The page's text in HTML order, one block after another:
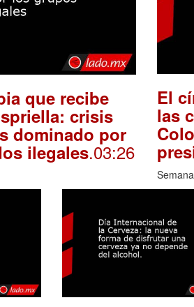
que recibe
crisis
dominado por
ilegales.03:26
El
las
Semana